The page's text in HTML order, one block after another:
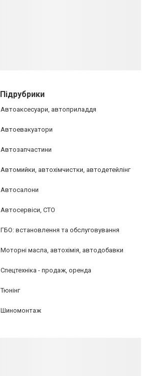
Підрубрики
Автоаксесуари, автоприладдя
Автоевакуатори
Автозапчастини
Автомийки, автохімчистки, автодетейлінг
Автосалони
Автосервіси, СТО
ГБО: встановлення та обслуговування
Моторні масла, автохімія, автодобавки
Спецтехніка - продаж, оренда
Тюнінг
Шиномонтаж